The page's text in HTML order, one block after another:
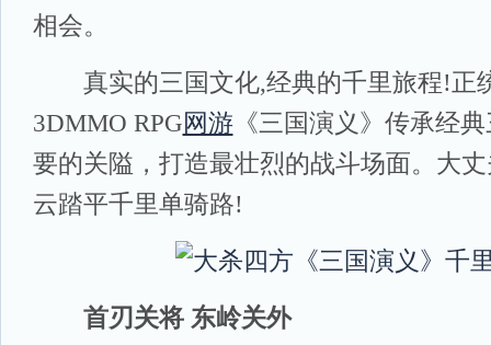
相会。
真实的三国文化,经典的千里旅程!正
3DMMO RPG网游《三国演义》传承经
要的关隘，打造最壮烈的战斗场面。大
云踏平千里单骑路!
首刃关将 东岭关外